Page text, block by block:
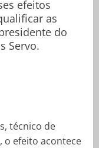
efeitos
as
do
Servo.
técnico de
o efeito acontece